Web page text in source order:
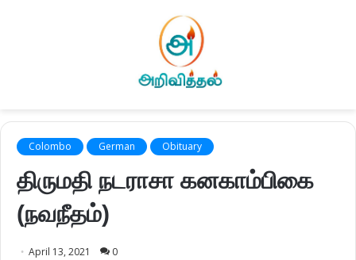
Colombo German Obituary
திருமதி நடராசா கனகாம்பிகை
(நவநீதம்)
April 13, 2021 0